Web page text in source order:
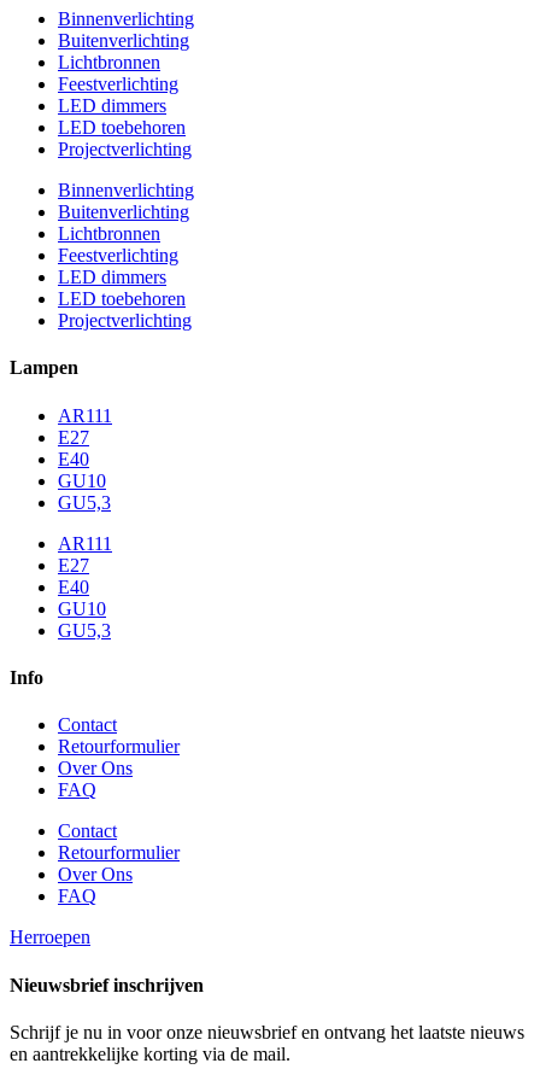
Binnenverlichting
Buitenverlichting
Lichtbronnen
Feestverlichting
LED dimmers
LED toebehoren
Projectverlichting
Binnenverlichting
Buitenverlichting
Lichtbronnen
Feestverlichting
LED dimmers
LED toebehoren
Projectverlichting
Lampen
AR111
E27
E40
GU10
GU5,3
AR111
E27
E40
GU10
GU5,3
Info
Contact
Retourformulier
Over Ons
FAQ
Contact
Retourformulier
Over Ons
FAQ
Herroepen
Nieuwsbrief inschrijven
Schrijf je nu in voor onze nieuwsbrief en ontvang het laatste nieuws
en aantrekkelijke korting via de mail.